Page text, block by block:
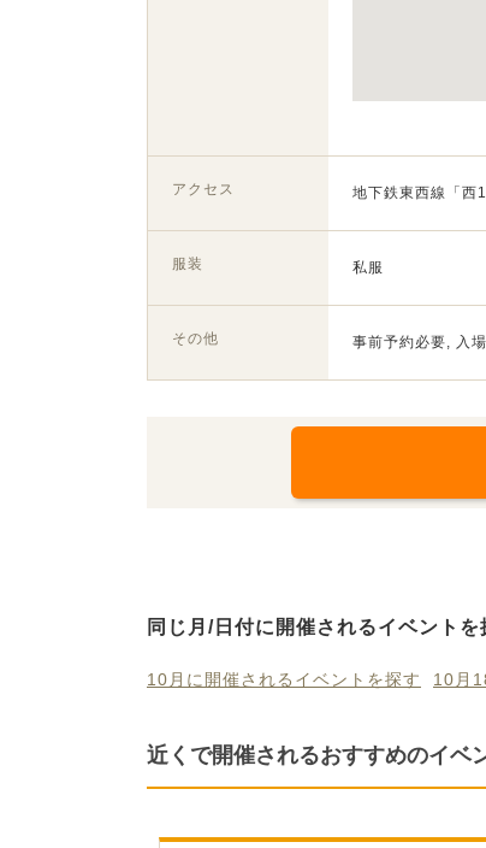
アクセス 地下鉄東西線「西
服装 私服
その他 事前予約必要, 入
同じ月/日付に開催されるイベントを
10月に開催されるイベントを探す 10月
近くで開催されるおすすめのイベ